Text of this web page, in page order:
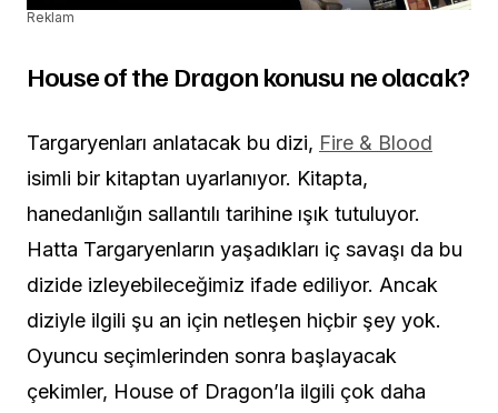
Reklam
House of the Dragon konusu ne olacak?
Targaryenları anlatacak bu dizi, Fire & Blood
isimli bir kitaptan uyarlanıyor. Kitapta,
hanedanlığın sallantılı tarihine ışık tutuluyor.
Hatta Targaryenların yaşadıkları iç savaşı da bu
dizide izleyebileceğimiz ifade ediliyor. Ancak
diziyle ilgili şu an için netleşen hiçbir şey yok.
Oyuncu seçimlerinden sonra başlayacak
çekimler, House of Dragon’la ilgili çok daha